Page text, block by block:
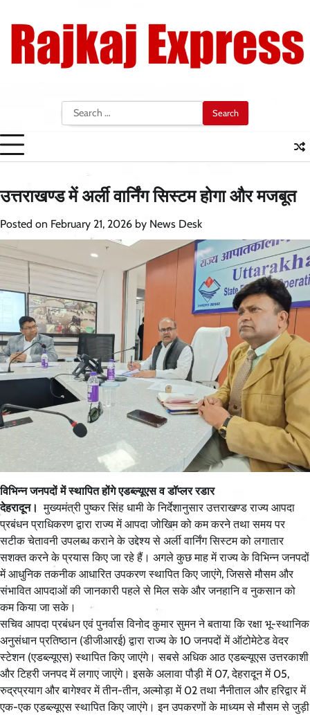
content
Search
for:
उत्तराखण्ड में अर्ली वार्निंग सिस्टम होगा और मजबूत
Posted on February 21, 2026 by News Desk
विभिन्न जनपदों में स्थापित होंगे एडब्ल्यूएस व डॉप्लर रडार
देहरादून। मुख्यमंत्री पुष्कर सिंह धामी के निर्देशानुसार उत्तराखण्ड राज्य आपदा
प्रबंधन प्राधिकरण द्वारा राज्य में आपदा जोखिम को कम करने तथा समय पर
सटीक चेतावनी उपलब्ध कराने के उद्देश्य से अर्ली वार्निंग सिस्टम को लगातार
सशक्त करने के प्रयास किए जा रहे हैं। अगले कुछ माह में राज्य के विभिन्न जनपदों
में आधुनिक तकनीक आधारित उपकरण स्थापित किए जाएंगे, जिससे मौसम और
संभावित आपदाओं की जानकारी पहले से मिल सके और जनहानि व नुकसान को
कम किया जा सके।
सचिव आपदा प्रबंधन एवं पुनर्वास विनोद कुमार सुमन ने बताया कि रक्षा भू-स्थानिक
अनुसंधान प्रतिष्ठान (डीजीआरई) द्वारा राज्य के 10 जनपदों में ऑटोमेटेड वेदर
स्टेशन (एडब्ल्यूएस) स्थापित किए जाएंगे। सबसे अधिक आठ एडब्ल्यूएस उत्तरकाशी
और टिहरी जनपद में लगाए जाएंगे। इसके अलावा पौड़ी में 07, देहरादून में 05,
रुद्रप्रयाग और बागेश्वर में तीन-तीन, अल्मोड़ा में 02 तथा नैनीताल और हरिद्वार में
एक-एक एडब्ल्यूएस स्थापित किए जाएंगे। इन उपकरणों के माध्यम से मौसम से जुड़ी